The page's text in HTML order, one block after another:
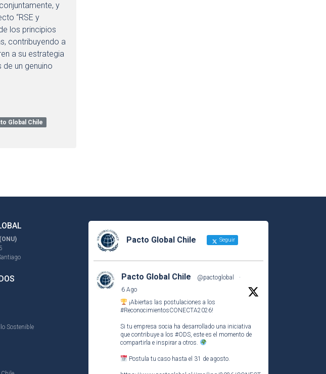
y
“RSE y
los principios
contribuyendo a
a su estrategia
un genuino
Global Chile
Sostenible
Pacto Global Chile Seguir
Pacto Global Chile @pactoglobal
·
6 Ago
¡Abiertas las postulaciones a los
#ReconocimientosCONECTA2026!
Si tu empresa socia ha desarrollado una iniciativa
que contribuye a los #ODS, este es el momento de
compartirla e inspirar a otros.
Postula tu caso hasta el 31 de agosto.